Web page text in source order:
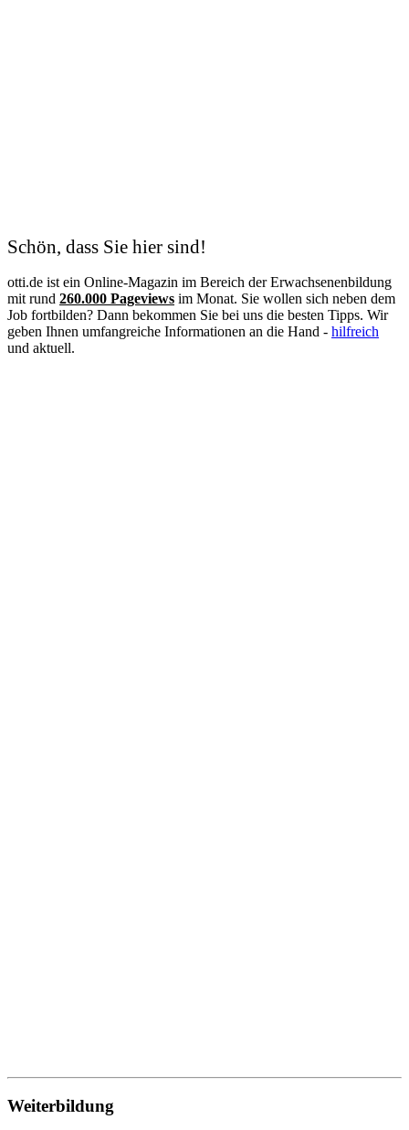
Schön, dass Sie hier sind!
otti.de ist ein Online-Magazin im Bereich der Erwachsenenbildung
mit rund 260.000 Pageviews im Monat. Sie wollen sich neben dem
Job fortbilden? Dann bekommen Sie bei uns die besten Tipps. Wir
geben Ihnen umfangreiche Informationen an die Hand - hilfreich
und aktuell.
Weiterbildung